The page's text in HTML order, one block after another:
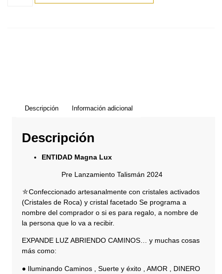
Descripción Información adicional
Descripción
ENTIDAD Magna Lux
Pre Lanzamiento Talismán 2024
⛤Confeccionado artesanalmente con cristales activados
(Cristales de Roca) y cristal facetado Se programa a
nombre del comprador o si es para regalo, a nombre de
la persona que lo va a recibir.
EXPANDE LUZ ABRIENDO CAMINOS… y muchas cosas
más como:
● Iluminando Caminos , Suerte y éxito , AMOR , DINERO